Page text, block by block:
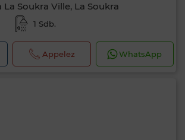
Soukra Ville, La Soukra
1 Sdb.
Appelez WhatsApp